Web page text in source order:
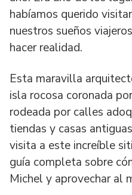
habíamos querido
nuestros sueños
hacer realidad.
Esta maravilla
isla rocosa coronada
rodeada por calles
tiendas y casas
visita a este increíble
guía completa sobre
Michel y aprovechar al